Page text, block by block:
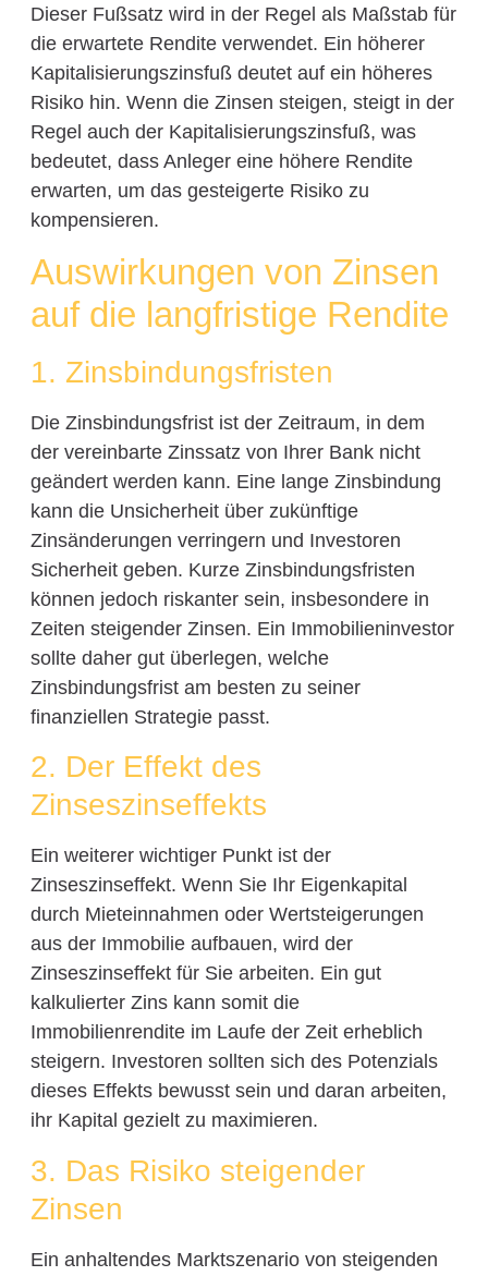
Dieser Fußsatz wird in der Regel als Maßstab für
die erwartete Rendite verwendet. Ein höherer
Kapitalisierungszinsfuß deutet auf ein höheres
Risiko hin. Wenn die Zinsen steigen, steigt in der
Regel auch der Kapitalisierungszinsfuß, was
bedeutet, dass Anleger eine höhere Rendite
erwarten, um das gesteigerte Risiko zu
kompensieren.
Auswirkungen von Zinsen
auf die langfristige Rendite
1. Zinsbindungsfristen
Die Zinsbindungsfrist ist der Zeitraum, in dem
der vereinbarte Zinssatz von Ihrer Bank nicht
geändert werden kann. Eine lange Zinsbindung
kann die Unsicherheit über zukünftige
Zinsänderungen verringern und Investoren
Sicherheit geben. Kurze Zinsbindungsfristen
können jedoch riskanter sein, insbesondere in
Zeiten steigender Zinsen. Ein Immobilieninvestor
sollte daher gut überlegen, welche
Zinsbindungsfrist am besten zu seiner
finanziellen Strategie passt.
2. Der Effekt des
Zinseszinseffekts
Ein weiterer wichtiger Punkt ist der
Zinseszinseffekt. Wenn Sie Ihr Eigenkapital
durch Mieteinnahmen oder Wertsteigerungen
aus der Immobilie aufbauen, wird der
Zinseszinseffekt für Sie arbeiten. Ein gut
kalkulierter Zins kann somit die
Immobilienrendite im Laufe der Zeit erheblich
steigern. Investoren sollten sich des Potenzials
dieses Effekts bewusst sein und daran arbeiten,
ihr Kapital gezielt zu maximieren.
3. Das Risiko steigender
Zinsen
Ein anhaltendes Marktszenario von steigenden